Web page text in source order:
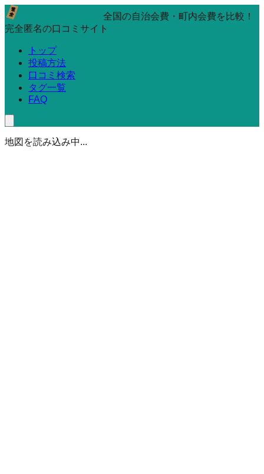
全国の自治会費・町内会費を比較！
完全匿名の口コミサイト
トップ
投稿方法
口コミ検索
タグ一覧
FAQ
地図を読み込み中...